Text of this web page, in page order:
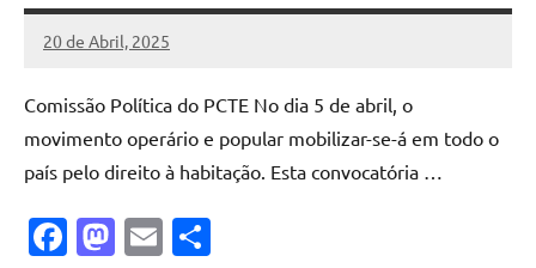
20 de Abril, 2025
Pedro
Comissão Política do PCTE No dia 5 de abril, o
movimento operário e popular mobilizar-se-á em todo o
país pelo direito à habitação. Esta convocatória …
Facebook
Mastodon
Email